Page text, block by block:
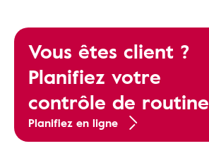
Vous êtes client ?
Planifiez votre
contrôle de routine
Planifiez en ligne